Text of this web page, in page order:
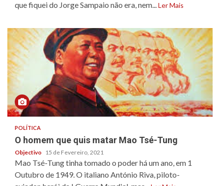
que fiquei do Jorge Sampaio não era, nem...Ler Mais
POLÍTICA
O homem que quis matar Mao Tsé-Tung
Objectivo 15 de Fevereiro, 2021
Mao Tsé-Tung tinha tomado o poder há um ano, em 1
Outubro de 1949. O italiano António Riva, piloto-